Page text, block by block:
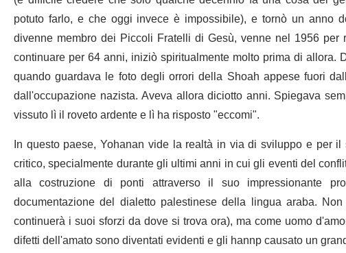
potuto farlo, e che oggi invece è impossibile), e tornò un anno
divenne membro dei Piccoli Fratelli di Gesù, venne nel 1956
continuare per 64 anni, iniziò spiritualmente molto prima di
quando guardava le foto degli orrori della Shoah appese fuori
dall'occupazione nazista. Aveva allora diciotto anni. Spiegava
vissuto lì il roveto ardente e lì ha risposto "eccomi".
In questo paese, Yohanan vide la realtà in via di sviluppo e per
critico, specialmente durante gli ultimi anni in cui gli eventi del
alla costruzione di ponti attraverso il suo impressionante
documentazione del dialetto palestinese della lingua araba.
continuerà i suoi sforzi da dove si trova ora), ma come uomo
difetti dell'amato sono diventati evidenti e gli hannp causato un